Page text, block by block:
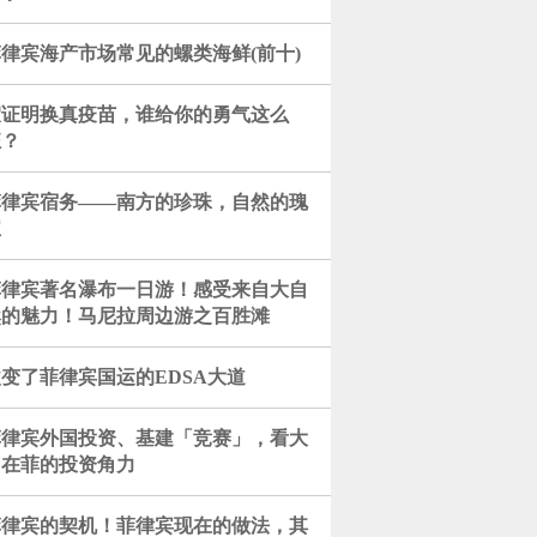
宾海产市场常见的螺类海鲜(前十)
明换真疫苗，谁给你的勇气这么
宾宿务——南方的珍珠，自然的瑰
宾著名瀑布一日游！感受来自大自
魅力！马尼拉周边游之百胜滩
了菲律宾国运的EDSA大道
宾外国投资、基建「竞赛」，看大
菲的投资角力
宾的契机！菲律宾现在的做法，其